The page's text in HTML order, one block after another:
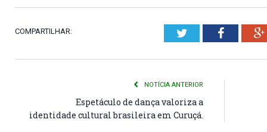
COMPARTILHAR: Twitter
NOTÍCIA ANTERIOR
Espetáculo de dança valoriza a
identidade cultural brasileira em Curuçá.